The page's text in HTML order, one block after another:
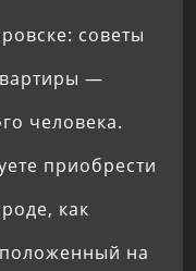
советы
—
человека.
приобрести
как
на